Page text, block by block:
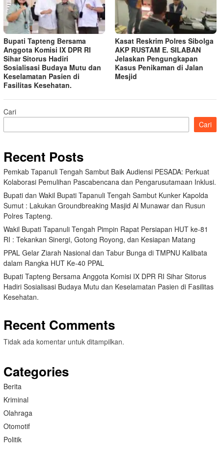
Bupati Tapteng Bersama
Anggota Komisi IX DPR RI
Sihar Sitorus Hadiri
Sosialisasi Budaya Mutu dan
Keselamatan Pasien di
Fasilitas Kesehatan.
Kasat Reskrim Polres Sibolga
AKP RUSTAM E. SILABAN
Jelaskan Pengungkapan
Kasus Penikaman di Jalan
Mesjid
Cari
Cari
Recent Posts
Pemkab Tapanuli Tengah Sambut Baik Audiensi PESADA: Perkuat
Kolaborasi Pemulihan Pascabencana dan Pengarusutamaan Inklusi.
Bupati dan Wakil Bupati Tapanuli Tengah Sambut Kunker Kapolda
Sumut : Lakukan Groundbreaking Masjid Al Munawar dan Rusun
Polres Tapteng.
Wakil Bupati Tapanuli Tengah Pimpin Rapat Persiapan HUT ke-81
RI : Tekankan Sinergi, Gotong Royong, dan Kesiapan Matang
PPAL Gelar Ziarah Nasional dan Tabur Bunga di TMPNU Kalibata
dalam Rangka HUT Ke-40 PPAL
Bupati Tapteng Bersama Anggota Komisi IX DPR RI Sihar Sitorus
Hadiri Sosialisasi Budaya Mutu dan Keselamatan Pasien di Fasilitas
Kesehatan.
Recent Comments
Tidak ada komentar untuk ditampilkan.
Categories
Berita
Kriminal
Olahraga
Otomotif
Politik